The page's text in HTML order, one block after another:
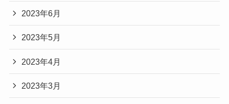
2023年6月
2023年5月
2023年4月
2023年3月